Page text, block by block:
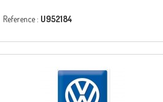
Reference : U952184